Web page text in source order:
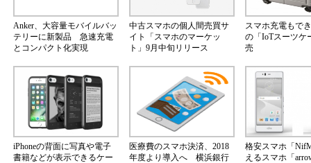
Anker、大容量モバイルバッ
テリーに新製品 急速充電
とコンパクト化実現
中古スマホの個人間売買サ
イト「スマホのマーケッ
ト」9月中旬リリース
スマホ充電もで
の「IoTスーツケ
売
iPhoneの背面に写真や電子
書籍などが表示できるケー
医療費のスマホ決済、2018
年度より導入へ 横浜銀行
格安スマホ「
えるスマホ「